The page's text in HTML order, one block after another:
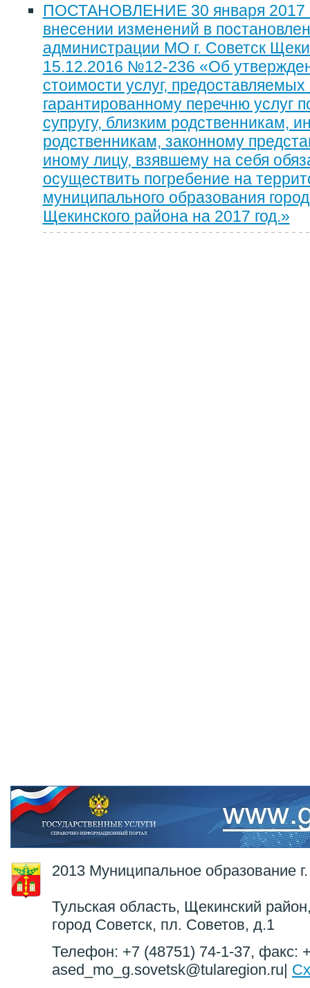
ПОСТАНОВЛЕНИЕ 30 января
внесении изменений в
администрации МО г. Советск
15.12.2016 №12-236 «Об
стоимости услуг, предоставляемых
гарантированному перечню услуг
супругу, близким родственникам,
родственникам, законному
иному лицу, взявшему на себя
осуществить погребение на
муниципального образования
Щекинского района на 2017 год.»
2013 Муниципальное образование
Тульская область, Щекинский
город Советск, пл. Советов, д.1
Телефон: +7 (48751) 74-1-37, факс:
ased_mo_g.sovetsk@tularegion.ru|